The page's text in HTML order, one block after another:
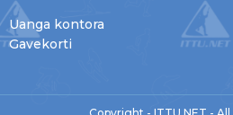
Uanga kontora
Gavekorti